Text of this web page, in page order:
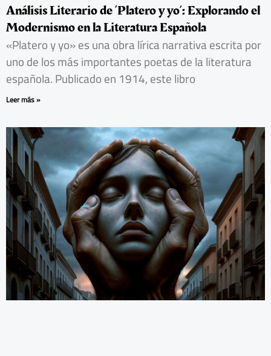
Análisis Literario de ‘Platero y yo’: Explorando el
Modernismo en la Literatura Española
«Platero y yo» es una obra lírica narrativa escrita por
uno de los más importantes poetas de la literatura
española. Publicado en 1914, este libro
Leer más »